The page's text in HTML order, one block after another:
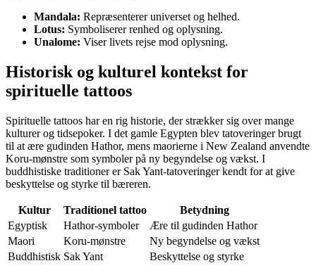
Mandala: Repræsenterer universet og helhed.
Lotus: Symboliserer renhed og oplysning.
Unalome: Viser livets rejse mod oplysning.
Historisk og kulturel kontekst for
spirituelle tattoos
Spirituelle tattoos har en rig historie, der strækker sig over mange
kulturer og tidsepoker. I det gamle Egypten blev tatoveringer brugt
til at ære gudinden Hathor, mens maorierne i New Zealand anvendte
Koru-mønstre som symboler på ny begyndelse og vækst. I
buddhistiske traditioner er Sak Yant-tatoveringer kendt for at give
beskyttelse og styrke til bæreren.
Kultur Traditionel tattoo
Betydning
Egyptisk
Hathor-symboler
Ære til gudinden Hathor
Maori
Koru-mønstre
Ny begyndelse og vækst
Buddhistisk Sak Yant Beskyttelse og styrke